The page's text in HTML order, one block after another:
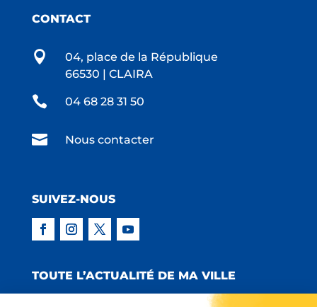
CONTACT

04, place de la République
66530 | CLAIRA
 04 68 28 31 50
 Nous contacter
SUIVEZ-NOUS
TOUTE L’ACTUALITÉ DE MA VILLE